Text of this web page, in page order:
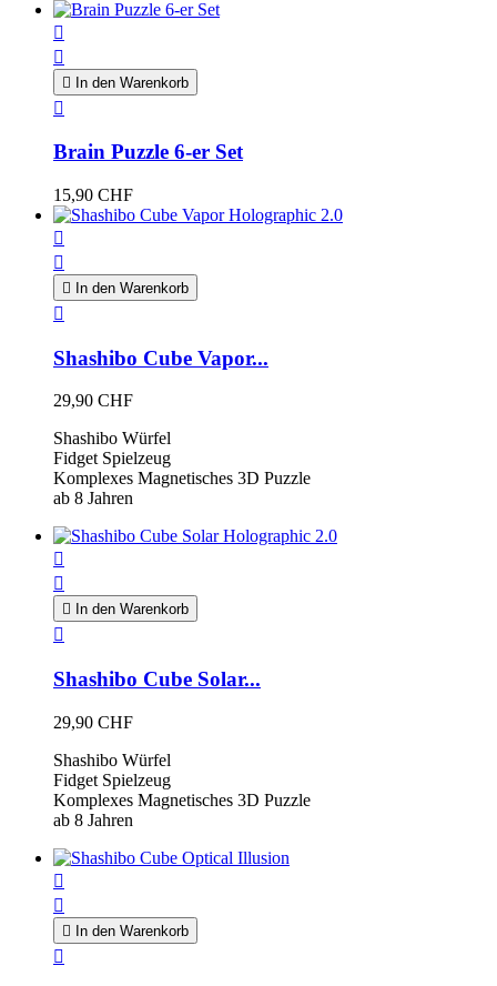


 In den Warenkorb

Brain Puzzle 6-er Set
15,90 CHF


 In den Warenkorb

Shashibo Cube Vapor...
29,90 CHF
Shashibo Würfel
Fidget Spielzeug
Komplexes Magnetisches 3D Puzzle
ab 8 Jahren


 In den Warenkorb

Shashibo Cube Solar...
29,90 CHF
Shashibo Würfel
Fidget Spielzeug
Komplexes Magnetisches 3D Puzzle
ab 8 Jahren


 In den Warenkorb
